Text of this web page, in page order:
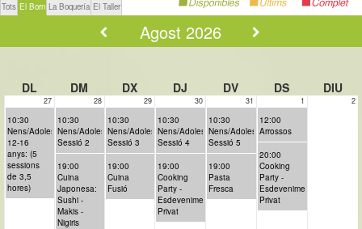
Tots El Born La Boquería El Taller
Agost 2026
DL DM DX DJ DV DS DIU
27 28 29 30 31 1 2
10:30
Nens/Adolescents
12-16
anys: (5
sessions
de 3,5
hores)
10:30
Nens/Adolescents:
Sessió 2
10:30
Nens/Adolescents:
Sessió 3
10:30
Nens/Adolescents:
Sessió 4
10:30
Nens/Adolescents:
Sessió 5
12:00
Arrossos
19:00
Cuina
Japonesa:
Sushi -
Makis -
Nigiris
19:00
Cuina
Fusió
19:00
Cooking
Party -
Esdeveniment
Privat
19:00
Pasta
Fresca
20:00
Cooking
Party -
Esdeveniment
Privat